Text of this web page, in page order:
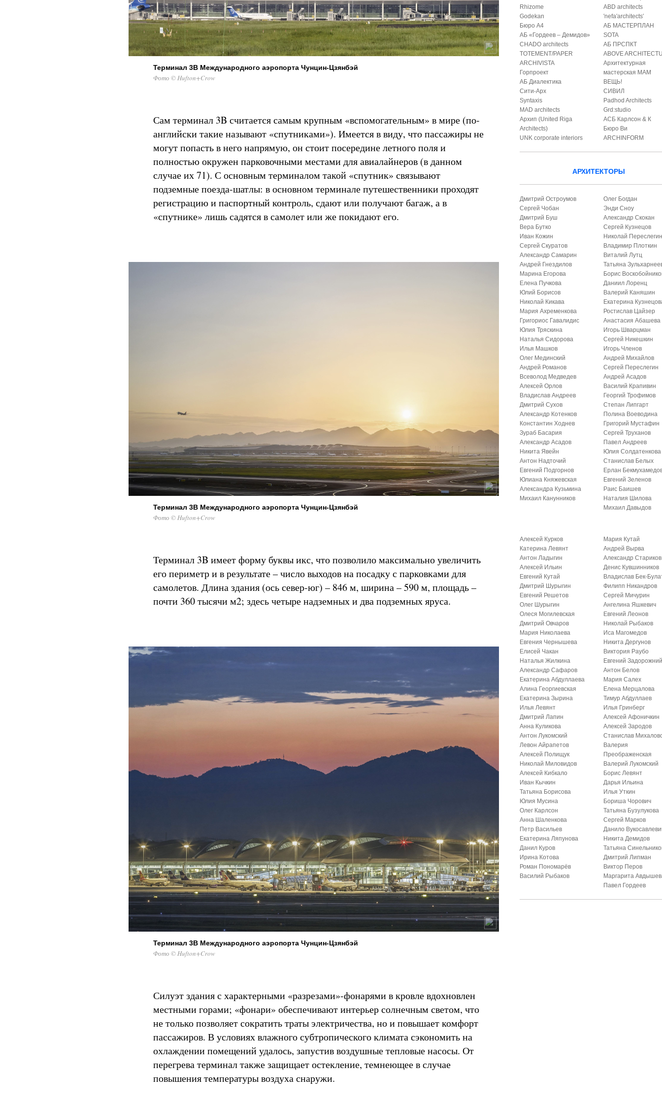
Терминал 3B Международного аэропорта Чунцин-Цзянбэй
Фото © Hufton+Crow
Сам терминал 3B считается самым крупным «вспомогательным» в мире (по-
английски такие называют «спутниками»). Имеется в виду, что пассажиры не
могут попасть в него напрямую, он стоит посередине летного поля и
полностью окружен парковочными местами для авиалайнеров (в данном
случае их 71). С основным терминалом такой «спутник» связывают
подземные поезда-шатлы: в основном терминале путешественники проходят
регистрацию и паспортный контроль, сдают или получают багаж, а в
«спутнике» лишь садятся в самолет или же покидают его.
Терминал 3B Международного аэропорта Чунцин-Цзянбэй
Фото © Hufton+Crow
Терминал 3B имеет форму буквы икс, что позволило максимально увеличить
его периметр и в результате – число выходов на посадку с парковками для
самолетов. Длина здания (ось север-юг) – 846 м, ширина – 590 м, площадь –
почти 360 тысячи м2; здесь четыре надземных и два подземных яруса.
Терминал 3B Международного аэропорта Чунцин-Цзянбэй
Фото © Hufton+Crow
Силуэт здания с характерными «разрезами»-фонарями в кровле вдохновлен
местными горами; «фонари» обеспечивают интерьер солнечным светом, что
не только позволяет сократить траты электричества, но и повышает комфорт
пассажиров. В условиях влажного субтропического климата сэкономить на
охлаждении помещений удалось, запустив воздушные тепловые насосы. От
перегрева терминал также защищает остекление, темнеющее в случае
повышения температуры воздуха снаружи.
Rhizome
Godekan
Бюро А4
АБ «Гордеев – Демидов»
CHADO architects
TOTEMENT/PAPER
ARCHIVISTA
Горпроект
АБ Диалектика
Сити-Арх
Syntaxis
MAD architects
Архип (United Riga
Architects)
UNK corporate interiors
ABD architects
′nefa′architects′
АБ МАСТЕРПЛАН
SOTA
АБ ПРСПКТ
ABOVE
Архитектурная
мастерская МАМ
ВЕЩЬ!
СИВИЛ
Padhod Architects
Grd:studio
АСБ Карлсон & К
Бюро Ви
ARCHINFORM
АРХИТЕКТОРЫ
Дмитрий Остроумов
Сергей Чобан
Дмитрий Буш
Вера Бутко
Иван Кожин
Сергей Скуратов
Александр Самарин
Андрей Гнездилов
Марина Егорова
Елена Пучкова
Юлий Борисов
Николай Кикава
Мария Ахременкова
Григориос Гавалидис
Юлия Тряскина
Наталья Сидорова
Илья Машков
Олег Мединский
Андрей Романов
Всеволод Медведев
Алексей Орлов
Владислав Андреев
Дмитрий Сухов
Александр Котенков
Константин Ходнев
Зураб Басария
Александр Асадов
Никита Явейн
Антон Надточий
Евгений Подгорнов
Юлиана Княжевская
Александра Кузьмина
Михаил Канунников
Олег Богдан
Энди Сноу
Александр Скокан
Сергей Кузнецов
Николай
Владимир Плоткин
Виталий Лутц
Татьяна
Борис
Даниил Лоренц
Валерий Каняшин
Екатерина
Ростислав Цайзер
Анастасия Абашева
Игорь Шварцман
Сергей Никешкин
Игорь Членов
Андрей Михайлов
Сергей Переслегин
Андрей Асадов
Василий Крапивин
Георгий Трофимов
Степан Липгарт
Полина Воеводина
Григорий Мустафин
Сергей Труханов
Павел Андреев
Юлия Солдатенкова
Станислав Белых
Ерлан
Евгений Зеленов
Раис Баишев
Наталия Шилова
Михаил Давыдов
Алексей Курков
Катерина Левянт
Антон Ладыгин
Алексей Ильин
Евгений Кутай
Дмитрий Шурыгин
Евгений Решетов
Олег Шурыгин
Олеся Могилевская
Дмитрий Овчаров
Мария Николаева
Евгения Чернышева
Елисей Чакан
Наталья Жилкина
Александр Сафаров
Екатерина Абдуллаева
Алина Георгиевская
Екатерина Зырина
Илья Левянт
Дмитрий Лапин
Анна Куликова
Антон Лукомский
Левон Айрапетов
Алексей Полищук
Николай Миловидов
Алексей Кибкало
Иван Кычкин
Татьяна Борисова
Юлия Мусина
Олег Карлсон
Анна Шаленкова
Петр Васильев
Екатерина Ляпунова
Данил Куров
Ирина Котова
Роман Пономарёв
Василий Рыбаков
Мария Кутай
Андрей Вырва
Александр Стариков
Денис Кувшинников
Владислав Бек-
Филипп Никандров
Сергей Мичурин
Ангелина Яшкевич
Евгений Леонов
Николай Рыбаков
Иса Магомедов
Никита Дергунов
Виктория Раубо
Евгений
Антон Белов
Мария Салех
Елена Мерцалова
Тимур Абдуллаев
Илья Гринберг
Алексей Афоничкин
Алексей Зародов
Станислав
Валерия
Преображенская
Валерий Лукомский
Борис Левянт
Дарья Ильина
Илья Уткин
Бориша Чорович
Татьяна Бузулукова
Сергей Марков
Данило
Никита Демидов
Татьяна
Дмитрий Липман
Виктор Перов
Маргарита
Павел Гордеев